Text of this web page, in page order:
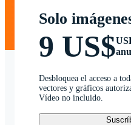
Solo
9 US$
Desbloquea el acceso a
vectores y gráficos
Vídeo no incluido.